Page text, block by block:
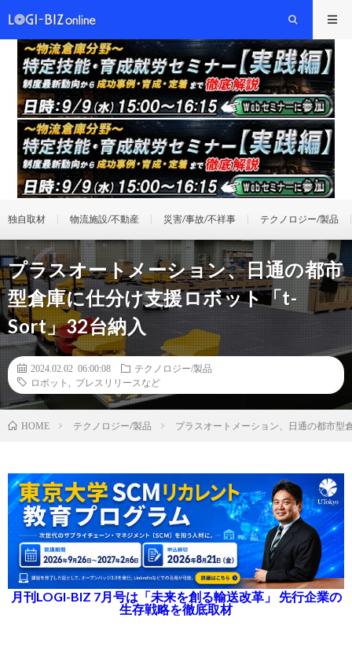
独自取材 物流施設/不動産 災害/事故/不祥事 テクノロジー/製品
プラスオートメーション、日通の都市
型倉庫に仕分け支援ロボット「t-
Sort」32台納入
2024.02.02 06:00:08
テクノロジー/製品
ロボット
プレスリリースなど
HOME テクノロジー/製品 プラスオートメーション、日通の都市型
月刊LOGI-BIZ 7月号は「未来を創る輸送改革」 先行企業の
生存戦略を徹底取材